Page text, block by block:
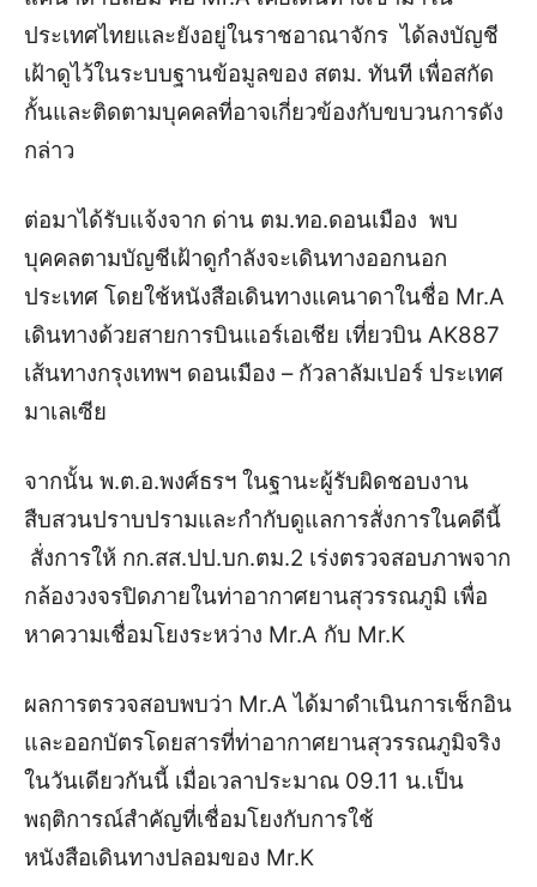
ประเทศไทยและยังอยู่ในราชอาณาจักร ได้ลงบัญชี
เฝ้าดูไว้ในระบบฐานข้อมูลของ สตม. ทันที เพื่อสกัด
กั้นและติดตามบุคคลที่อาจเกี่ยวข้องกับขบวนการดัง
กล่าว
ต่อมาได้รับแจ้งจาก ด่าน ตม.ทอ.ดอนเมือง พบ
บุคคลตามบัญชีเฝ้าดูกำลังจะเดินทางออกนอก
ประเทศ โดยใช้หนังสือเดินทางแคนาดาในชื่อ Mr.A
เดินทางด้วยสายการบินแอร์เอเชีย เที่ยวบิน AK887
เส้นทางกรุงเทพฯ ดอนเมือง – กัวลาลัมเปอร์ ประเทศ
มาเลเซีย
จากนั้น พ.ต.อ.พงศ์ธรฯ ในฐานะผู้รับผิดชอบงาน
สืบสวนปราบปรามและกำกับดูแลการสั่งการในคดีนี้
สั่งการให้ กก.สส.ปป.บก.ตม.2 เร่งตรวจสอบภาพจาก
กล้องวงจรปิดภายในท่าอากาศยานสุวรรณภูมิ เพื่อ
หาความเชื่อมโยงระหว่าง Mr.A กับ Mr.K
ผลการตรวจสอบพบว่า Mr.A ได้มาดำเนินการเช็กอิน
และออกบัตรโดยสารที่ท่าอากาศยานสุวรรณภูมิจริง
ในวันเดียวกันนี้ เมื่อเวลาประมาณ 09.11 น.เป็น
พฤติการณ์สำคัญที่เชื่อมโยงกับการใช้
หนังสือเดินทางปลอมของ Mr.K